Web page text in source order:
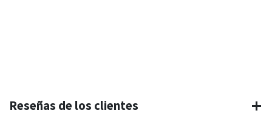
Reseñas de los clientes